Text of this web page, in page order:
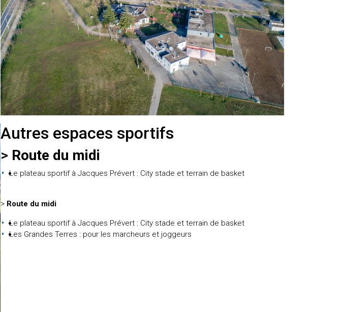
Autres espaces sportifs
> Route du midi
Le plateau sportif à Jacques Prévert : City stade et terrain de basket
> Route du midi
Le plateau sportif à Jacques Prévert : City stade et terrain de basket
Les Grandes Terres : pour les marcheurs et joggeurs